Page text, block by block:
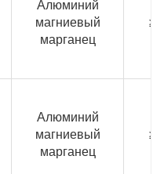
Алюминий
магниевый
марганец
Алюминий
магниевый
марганец